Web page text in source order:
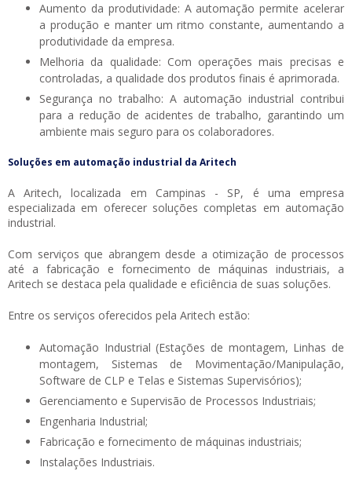
Aumento da produtividade: A automação permite acelerar
a produção e manter um ritmo constante, aumentando a
produtividade da empresa.
Melhoria da qualidade: Com operações mais precisas e
controladas, a qualidade dos produtos finais é aprimorada.
Segurança no trabalho: A automação industrial contribui
para a redução de acidentes de trabalho, garantindo um
ambiente mais seguro para os colaboradores.
Soluções em automação industrial da Aritech
A Aritech, localizada em Campinas - SP, é uma empresa
especializada em oferecer soluções completas em automação
industrial.
Com serviços que abrangem desde a otimização de processos
até a fabricação e fornecimento de máquinas industriais, a
Aritech se destaca pela qualidade e eficiência de suas soluções.
Entre os serviços oferecidos pela Aritech estão:
Automação Industrial (Estações de montagem, Linhas de
montagem, Sistemas de Movimentação/Manipulação,
Software de CLP e Telas e Sistemas Supervisórios);
Gerenciamento e Supervisão de Processos Industriais;
Engenharia Industrial;
Fabricação e fornecimento de máquinas industriais;
Instalações Industriais.